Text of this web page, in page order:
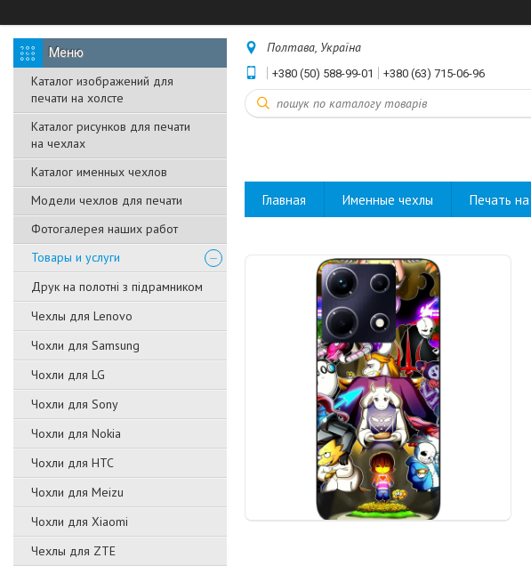
Каталог изображений для
печати на холсте
Каталог рисунков для печати
на чехлах
Каталог именных чехлов
Модели чехлов для печати
Фотогалерея наших работ
Товары и услуги
Друк на полотні з підрамником
Чехлы для Lenovo
Чохли для Samsung
Чохли для LG
Чохли для Sony
Чохли для Nokia
Чохли для HTC
Чохли для Meizu
Чохли для Xiaomi
Чехлы для ZTE
Полтава, Україна
+380 (50) 588-99-01 +380 (63) 715-06-96
Главная Именные чехлы Печать